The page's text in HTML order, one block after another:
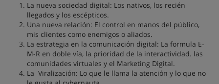
La nueva sociedad digital: Los nativos, los recién
llegados y los escépticos.
Una nueva relación: El control en manos del público,
mis clientes como enemigos o aliados.
La estrategia en la comunicación digital: La formula E-
M-R en doble vía, la prioridad de la interactividad. las
comunidades virtuales y el Marketing Digital.
La Viralización: Lo que le llama la atención y lo que no